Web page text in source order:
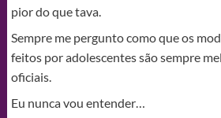
pior do que tava.
Sempre me pergunto como que os
feitos por adolescentes são sempre
oficiais.
Eu nunca vou entender…